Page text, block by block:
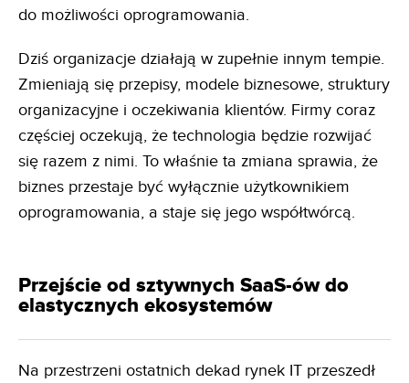
do możliwości oprogramowania.
Dziś organizacje działają w zupełnie innym tempie.
Zmieniają się przepisy, modele biznesowe, struktury
organizacyjne i oczekiwania klientów. Firmy coraz
częściej oczekują, że technologia będzie rozwijać
się razem z nimi. To właśnie ta zmiana sprawia, że
biznes przestaje być wyłącznie użytkownikiem
oprogramowania, a staje się jego współtwórcą.
Przejście od sztywnych SaaS-ów do
elastycznych ekosystemów
Na przestrzeni ostatnich dekad rynek IT przeszedł